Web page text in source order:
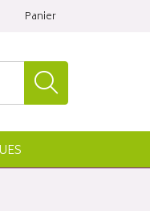
Panier